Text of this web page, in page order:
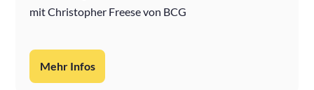
mit Christopher Freese von BCG
Mehr Infos